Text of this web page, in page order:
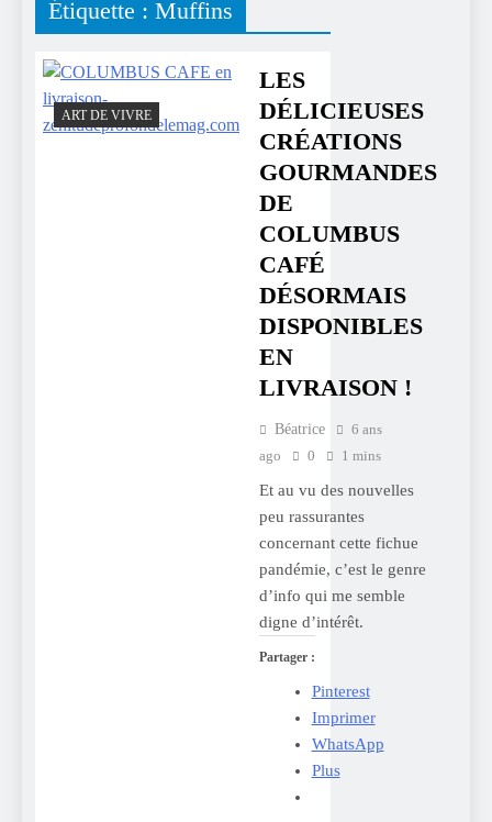
Étiquette : Muffins
ART DE VIVRE
LES
DÉLICIEUSES
CRÉATIONS
GOURMANDES
DE
COLUMBUS
CAFÉ
DÉSORMAIS
DISPONIBLES
EN
LIVRAISON !
Béatrice
6 ans
ago
0 1 mins
Et au vu des nouvelles
peu rassurantes
concernant cette fichue
pandémie, c’est le genre
d’info qui me semble
digne d’intérêt.
Partager :
Pinterest
Imprimer
WhatsApp
Plus